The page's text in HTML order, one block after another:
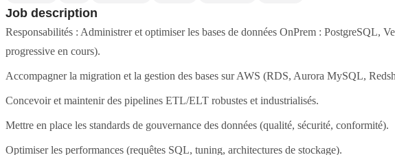
Job description
Responsabilités : Administrer et optimiser les bases de données OnPrem : PostgreSQL,
progressive en cours).
Accompagner la migration et la gestion des bases sur AWS (RDS, Aurora MySQL,
Concevoir et maintenir des pipelines ETL/ELT robustes et industrialisés.
Mettre en place les standards de gouvernance des données (qualité, sécurité, conformité).
Optimiser les performances (requêtes SQL, tuning, architectures de stockage).